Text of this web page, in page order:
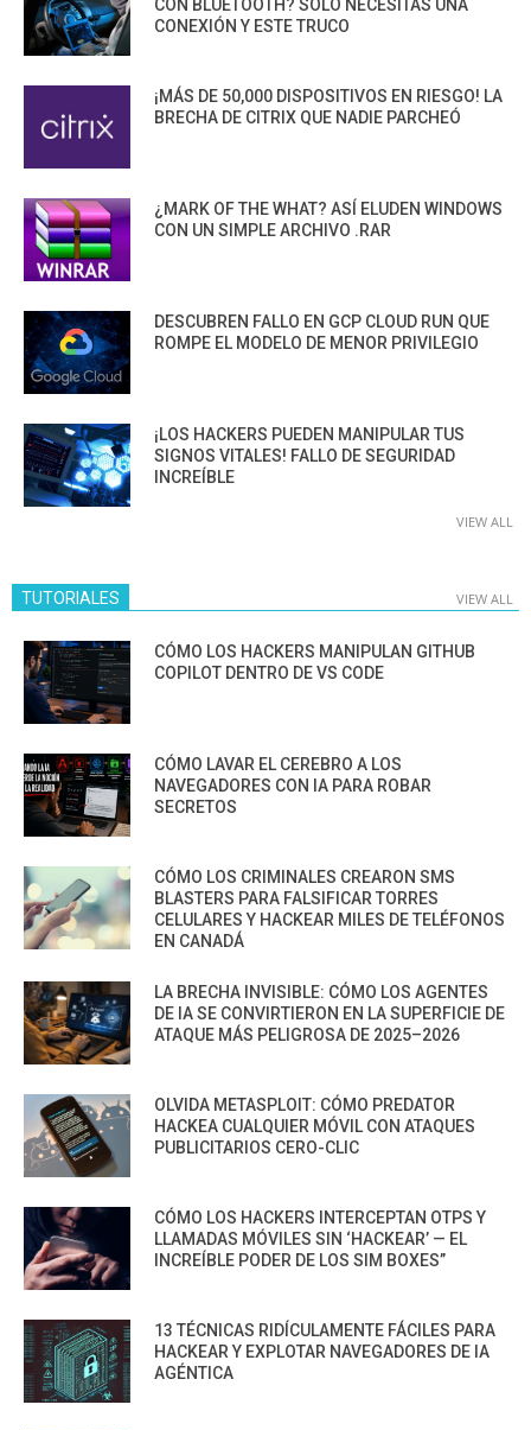
CON BLUETOOTH? SOLO NECESITAS UNA
CONEXIÓN Y ESTE TRUCO
¡MÁS DE 50,000 DISPOSITIVOS EN RIESGO! LA
BRECHA DE CITRIX QUE NADIE PARCHEÓ
¿MARK OF THE WHAT? ASÍ ELUDEN WINDOWS
CON UN SIMPLE ARCHIVO .RAR
DESCUBREN FALLO EN GCP CLOUD RUN QUE
ROMPE EL MODELO DE MENOR PRIVILEGIO
¡LOS HACKERS PUEDEN MANIPULAR TUS
SIGNOS VITALES! FALLO DE SEGURIDAD
INCREÍBLE
VIEW ALL
TUTORIALES VIEW ALL
CÓMO LOS HACKERS MANIPULAN GITHUB
COPILOT DENTRO DE VS CODE
CÓMO LAVAR EL CEREBRO A LOS
NAVEGADORES CON IA PARA ROBAR
SECRETOS
CÓMO LOS CRIMINALES CREARON SMS
BLASTERS PARA FALSIFICAR TORRES
CELULARES Y HACKEAR MILES DE TELÉFONOS
EN CANADÁ
LA BRECHA INVISIBLE: CÓMO LOS AGENTES
DE IA SE CONVIRTIERON EN LA SUPERFICIE DE
ATAQUE MÁS PELIGROSA DE 2025–2026
OLVIDA METASPLOIT: CÓMO PREDATOR
HACKEA CUALQUIER MÓVIL CON ATAQUES
PUBLICITARIOS CERO-CLIC
CÓMO LOS HACKERS INTERCEPTAN OTPS Y
LLAMADAS MÓVILES SIN ‘HACKEAR’ — EL
INCREÍBLE PODER DE LOS SIM BOXES”
13 TÉCNICAS RIDÍCULAMENTE FÁCILES PARA
HACKEAR Y EXPLOTAR NAVEGADORES DE IA
AGÉNTICA